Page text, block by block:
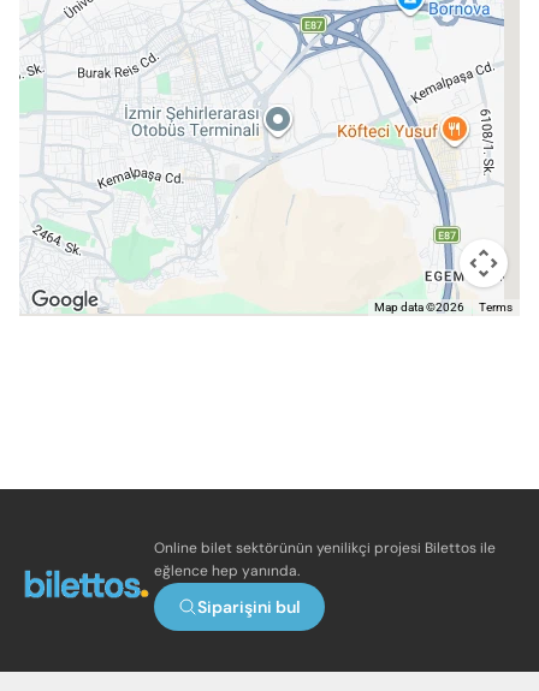
Map data ©2026 Terms
Online bilet sektörünün yenilikçi projesi Bilettos ile
eğlence hep yanında.
Siparişini bul